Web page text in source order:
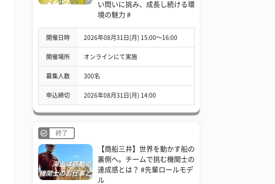
い問いに挑み、成長し続ける環
境の魅力 #
開催日時 2026年08月31日(月) 15:00〜16:00
開催場所 オンラインにて実施
募集人数 300名
申込締切 2026年08月31日(月) 14:00
終了
【商船三井】世界を動かす船の
裏側へ。チームで挑む機関士の
達成感とは？ #先輩ロールモデ
ル